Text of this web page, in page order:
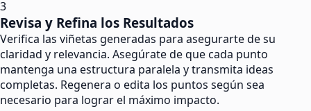
3
Revisa y Refina los Resultados
Verifica las viñetas generadas para asegurarte de su
claridad y relevancia. Asegúrate de que cada punto
mantenga una estructura paralela y transmita ideas
completas. Regenera o edita los puntos según sea
necesario para lograr el máximo impacto.